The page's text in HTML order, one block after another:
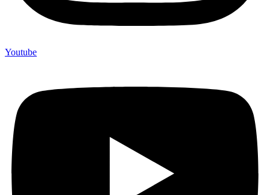
Youtube